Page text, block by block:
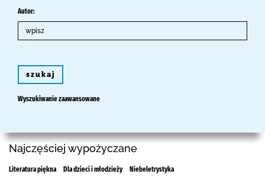
Autor:
szukaj
Wyszukiwanie zaawansowane
Najczęściej wypożyczane
Literatura piękna Dla dzieci i młodzieży Niebeletrystyka